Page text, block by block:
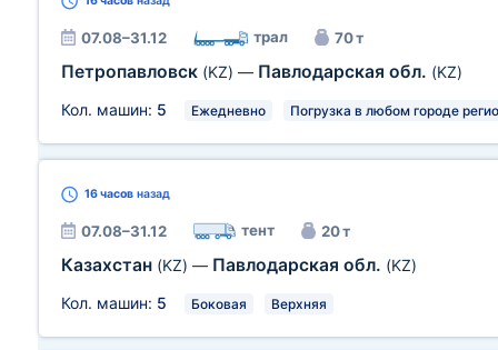
07.08–31.12 трал 70 т
Петропавловск (KZ) — Павлодарская обл. (KZ)
Кол. машин: 5 Ежедневно Погрузка в любом городе
16 часов назад
07.08–31.12 тент 20 т
Казахстан (KZ) — Павлодарская обл. (KZ)
Кол. машин: 5 Боковая Верхняя